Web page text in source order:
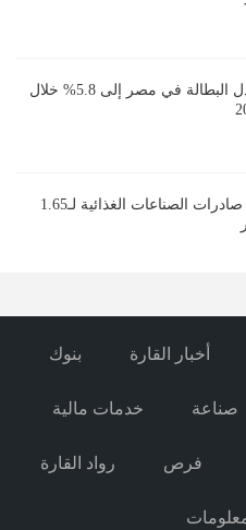
الإحصاء: تراجع معدل البطالة في مصر إلى 5.8% خلال
10 أسواق تقود نمو صادرات الصناعات الغذائية لـ1.65
أخبار القارة بنوك
صناعة خدمات مالية
فرص رواد القارة